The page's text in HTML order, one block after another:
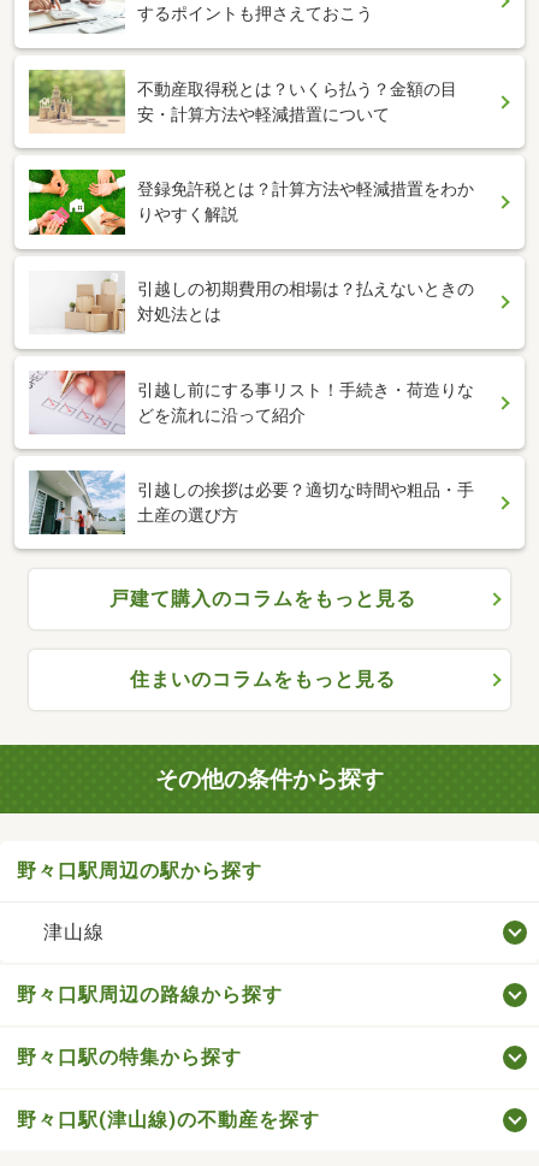
するポイントも押さえておこう
不動産取得税とは？いくら払う？金額の目
安・計算方法や軽減措置について
登録免許税とは？計算方法や軽減措置をわか
りやすく解説
引越しの初期費用の相場は？払えないときの
対処法とは
引越し前にする事リスト！手続き・荷造りな
どを流れに沿って紹介
引越しの挨拶は必要？適切な時間や粗品・手
土産の選び方
戸建て購入のコラムをもっと見る
住まいのコラムをもっと見る
その他の条件から探す
野々口駅周辺の駅から探す
津山線
野々口駅周辺の路線から探す
野々口駅の特集から探す
野々口駅(津山線)の不動産を探す